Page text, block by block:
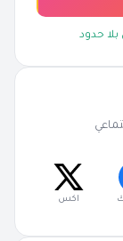
حدود
اكس